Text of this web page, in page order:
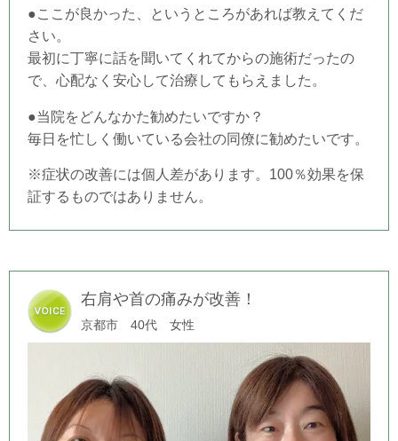
●ここが良かった、というところがあれば教えてくだ
さい。
最初に丁寧に話を聞いてくれてからの施術だったの
で、心配なく安心して治療してもらえました。
●当 院をどんなかた勧めたいですか？
毎日を忙しく働いている会社の同僚に勧めたいです。
※症状の改善には個人差があります。100％効果を保
証するものではありません。
右肩や首の痛みが改善！
京都市 40代 女性